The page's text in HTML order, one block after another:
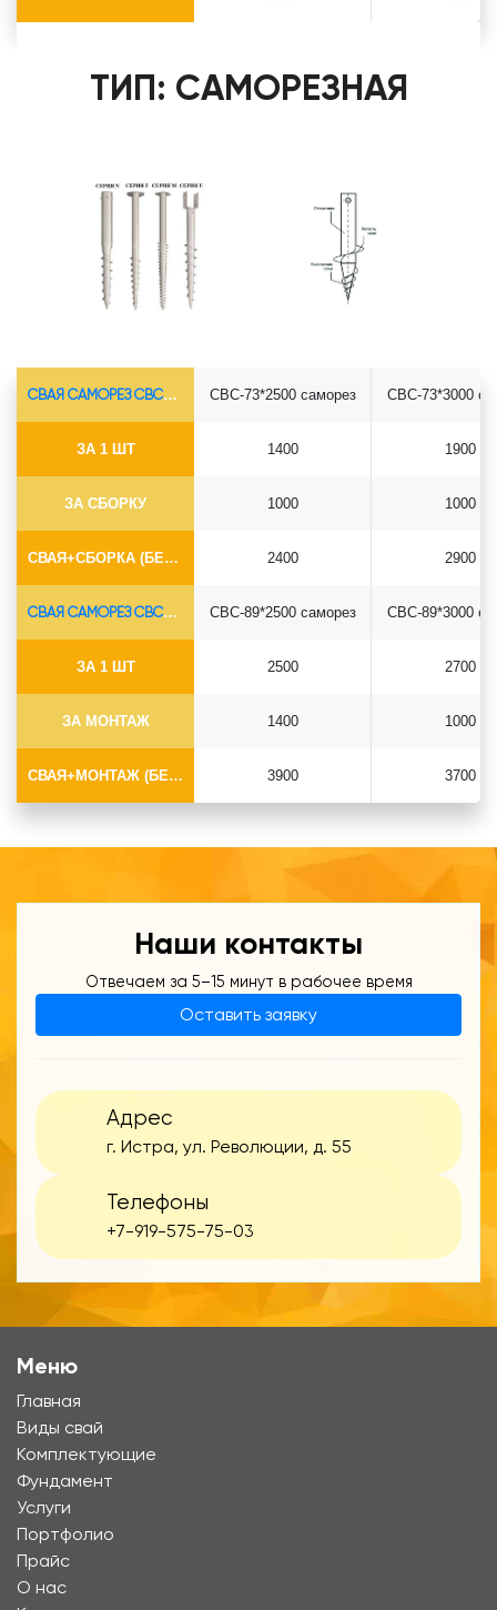
ТИП: САМОРЕЗНАЯ
СВАЯ САМОРЕЗ СВС-Ø73*5.5
ЗА 1 ШТ
ЗА СБОРКУ
СВАЯ+СБОРКА (БЕЗ ОГОЛОВКА)
СВС-73*2500 саморез
1400
1000
2400
СВС-73*3000
1900
1000
2900
СВАЯ САМОРЕЗ СВС-Ø89*6.5
ЗА 1 ШТ
ЗА МОНТАЖ
СВАЯ+МОНТАЖ (БЕЗ ОГОЛОВКА)
СВС-89*2500 саморез
2500
1400
3900
СВС-89*3000
2700
1000
3700
Наши контакты
Отвечаем за 5–15 минут в рабочее время
Оставить заявку
Адрес
г. Истра, ул. Революции, д. 55
Телефоны
+7-919-575-75-03
Меню
Главная
Виды свай
Комплектующие
Фундамент
Услуги
Портфолио
Прайс
О нас